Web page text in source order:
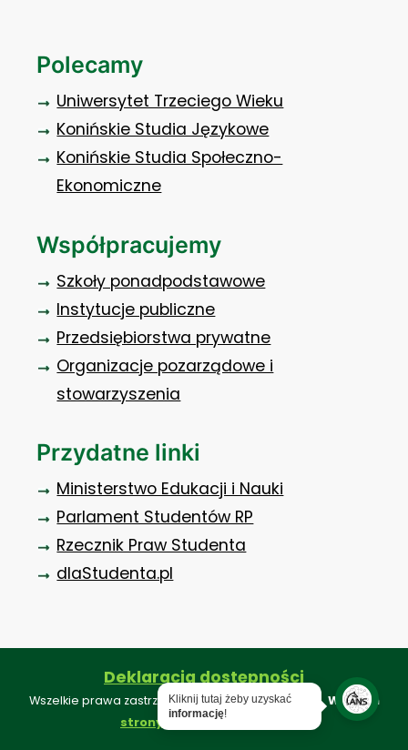
Polecamy
Uniwersytet Trzeciego Wieku
Konińskie Studia Językowe
Konińskie Studia Społeczno-
Ekonomiczne
Współpracujemy
Szkoły ponadpodstawowe
Instytucje publiczne
Przedsiębiorstwa prywatne
Organizacje pozarządowe i
stowarzyszenia
Przydatne linki
Ministerstwo Edukacji i Nauki
Parlament Studentów RP
Rzecznik Praw Studenta
dlaStudenta.pl
Deklaracja dostępności
Wszelkie prawa zastrzeżone ©. Projekt i realizacja:Webkon
strony internetowe konin
Kliknij tutaj żeby uzyskać
informację!